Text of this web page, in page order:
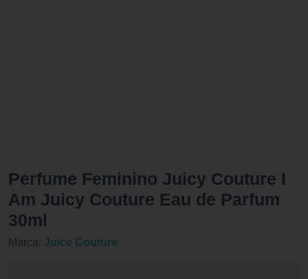
Perfume Feminino Juicy Couture I
Am Juicy Couture Eau de Parfum
30ml
Marca: Juice Couture